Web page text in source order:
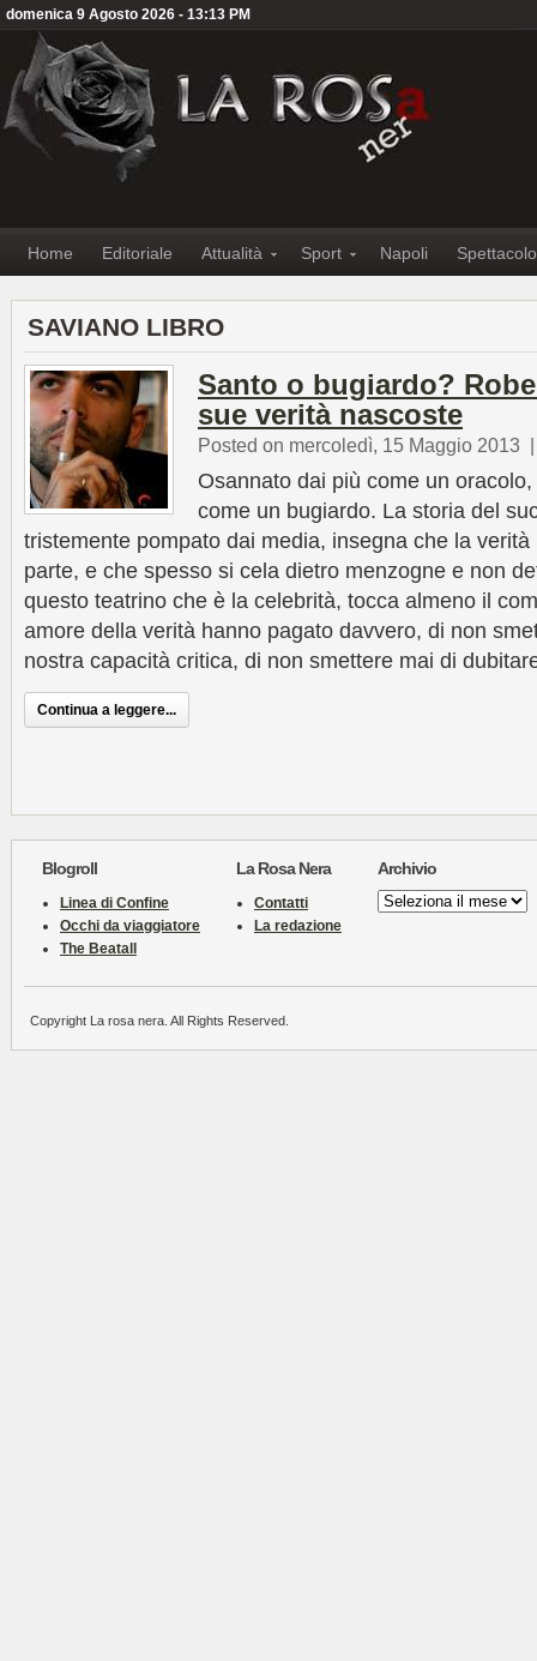
domenica 9 Agosto 2026 - 13:13 PM
Home Editoriale Attualità Sport Napoli Spettacolo
SAVIANO LIBRO
Santo o bugiardo?
sue verità nascoste
Posted on mercoledì, 15 Maggio 2013
Osannato dai più come un
come un bugiardo. La storia del
tristemente pompato dai media, insegna che la
parte, e che spesso si cela dietro menzogne e non
questo teatrino che è la celebrità, tocca almeno il
amore della verità hanno pagato davvero, di non
nostra capacità critica, di non smettere mai di
Continua a leggere...
Blogroll
Linea di Confine
Occhi da viaggiatore
The Beatall
La Rosa Nera
Contatti
La redazione
Archivio
Archivio
Copyright La rosa nera. All Rights Reserved.